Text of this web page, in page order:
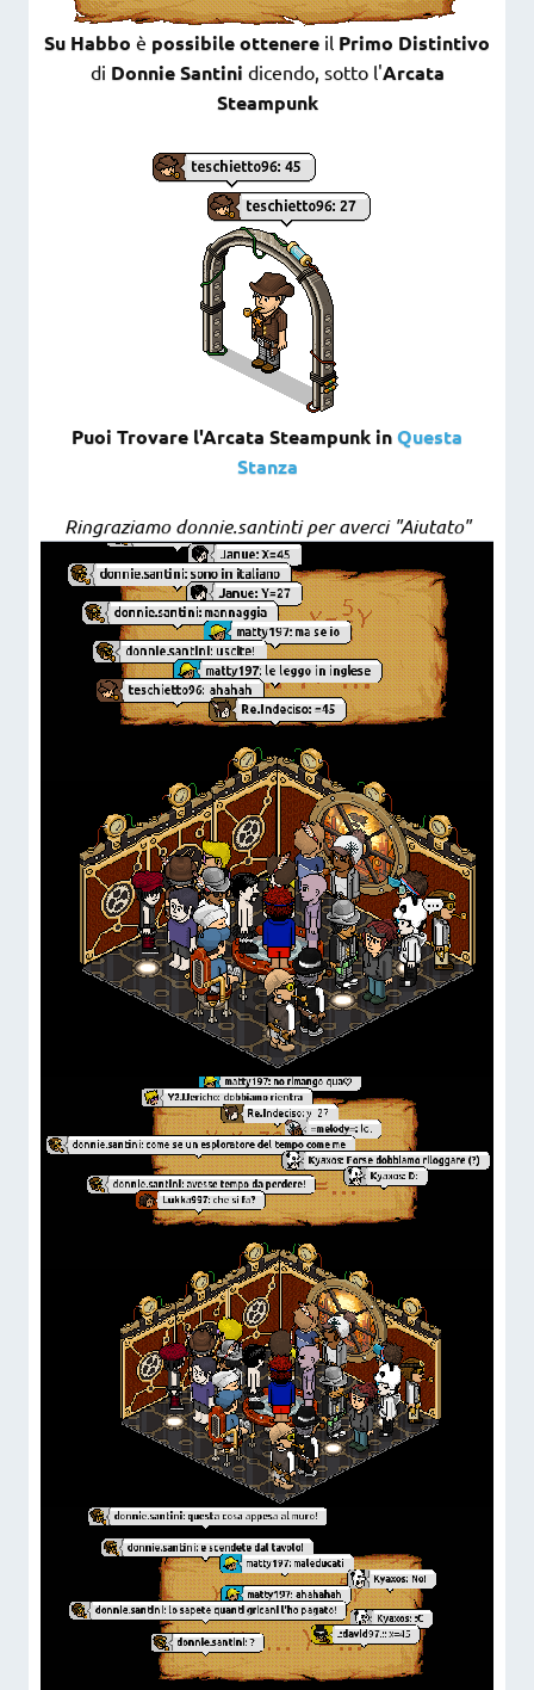
Su Habbo è possibile ottenere il Primo Distintivo
di Donnie Santini dicendo, sotto l'Arcata
Steampunk
Puoi Trovare l'Arcata Steampunk inQuesta
Stanza
Ringraziamo donnie.santinti per averci "Aiutato"